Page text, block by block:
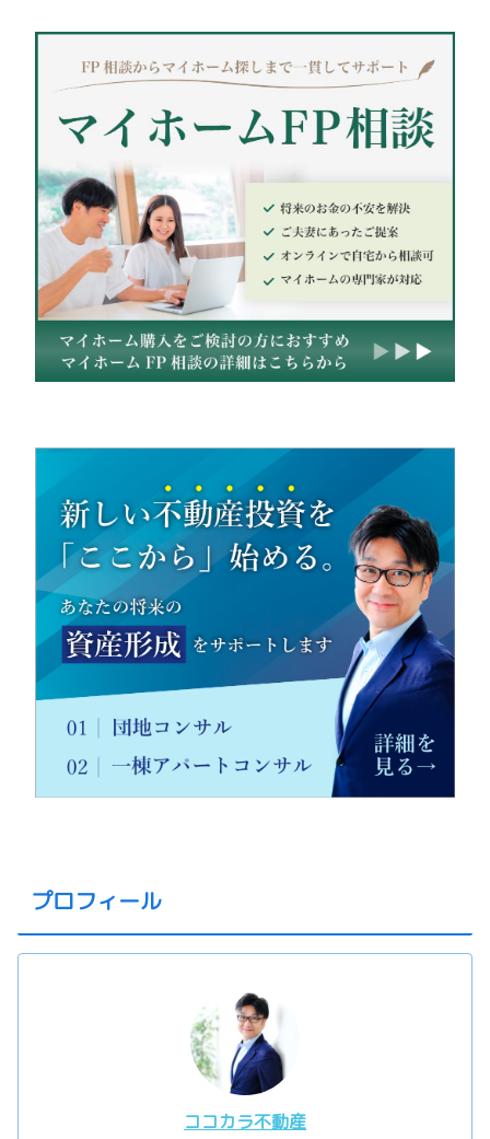
プロフィール
ココカラ不動産